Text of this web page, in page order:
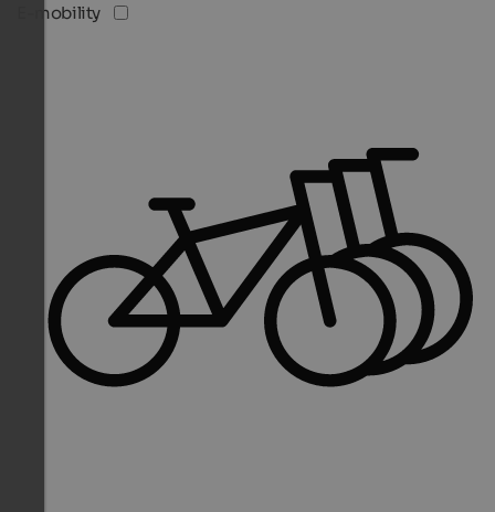
E-mobility